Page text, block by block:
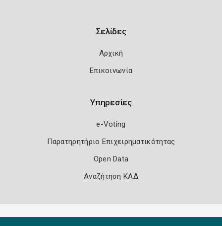
Σελίδες
Αρχική
Επικοινωνία
Υπηρεσίες
e-Voting
Παρατηρητήριο Επιχειρηματικότητας
Open Data
Αναζήτηση ΚΑΔ